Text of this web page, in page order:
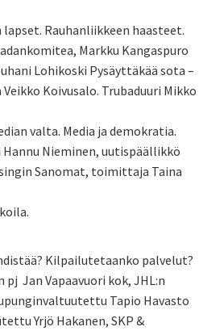
lapset. Rauhanliikkeen haasteet.
Markku Kangaspuro
Lohikoski Pysäyttäkää sota –
Koivusalo. Trubaduuri Mikko
valta. Media ja demokratia.
Nieminen, uutispäällikkö
Sanomat, toimittaja Taina
Kilpailutetaanko palvelut?
Jan Vapaavuori kok, JHL:n
Tapio Havasto
Yrjö Hakanen, SKP &